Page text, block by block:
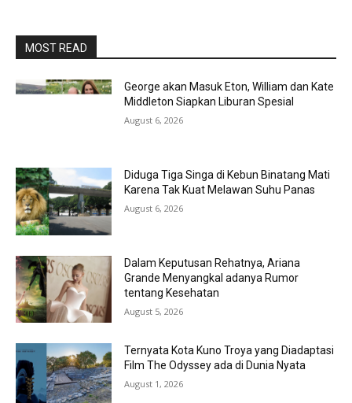
MOST READ
George akan Masuk Eton, William dan Kate
Middleton Siapkan Liburan Spesial
August 6, 2026
Diduga Tiga Singa di Kebun Binatang Mati
Karena Tak Kuat Melawan Suhu Panas
August 6, 2026
Dalam Keputusan Rehatnya, Ariana
Grande Menyangkal adanya Rumor
tentang Kesehatan
August 5, 2026
Ternyata Kota Kuno Troya yang Diadaptasi
Film The Odyssey ada di Dunia Nyata
August 1, 2026